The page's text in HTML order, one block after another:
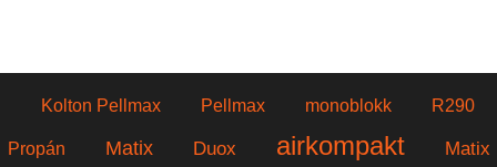
Kolton Pellmax Pellmax monoblokk R290
Propán Matix Duox airkompakt
Matix